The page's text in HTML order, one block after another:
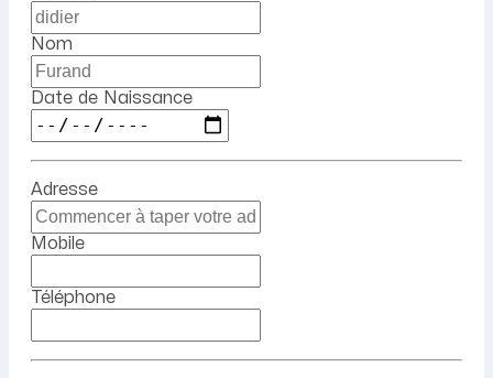
Nom
Date de Naissance
Adresse
Mobile
Téléphone